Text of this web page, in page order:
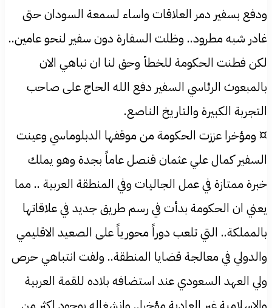
ودفع بسفير دمر العلاقات واساء لسمعة السودان حتى
غادر شبه مطرود.. وظلت السفارة دون سفير لنحو عامين..
لكن فطنت الحكومة للخطأ وحق لنا ان نباهي الان
بالمبعوث الرئاسي السفير دفع الله الحاج على صاحب
التجربة الكبيرة والتاريخ الناصع.
¤ ومؤخرا عززت الحكومة من موقفها الدبلوماسي وعينت
السفير كمال علي عثمان قنصل عاماً بجدة وهو يملك
خبرة ممتازة في عمل الجاليات وفي المنطقة العربية .. مما
يعني ان الحكومة بدأت في رسم طريق جديد في علاقاتها
بالمملكة.. التي تلعب دوراً محورياً على الصعيد الاقليمي
والدولي في معالجة قضايا المنطقة.. ولفت انتباهي حرص
ولي العهد السعودي عند استضافه بلاده للقمة العربية